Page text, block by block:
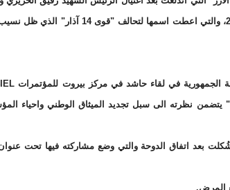
والتي من ابرز تجلياتها التظاهرة التاريخية يوم 14 آذار من
نظرته الى سبل تجديد الميثاق الوطني واحياء
التي شُكلت بعد اتفاق الدوحة والتي وضع مشاركته فيها تحت